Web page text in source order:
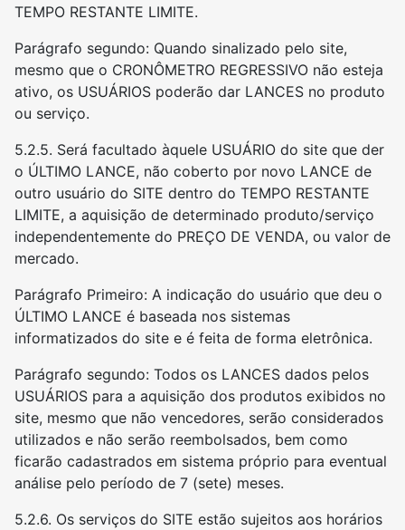
TEMPO RESTANTE LIMITE.
Parágrafo segundo: Quando sinalizado pelo site,
mesmo que o CRONÔMETRO REGRESSIVO não esteja
ativo, os USUÁRIOS poderão dar LANCES no produto
ou serviço.
5.2.5. Será facultado àquele USUÁRIO do site que der
o ÚLTIMO LANCE, não coberto por novo LANCE de
outro usuário do SITE dentro do TEMPO RESTANTE
LIMITE, a aquisição de determinado produto/serviço
independentemente do PREÇO DE VENDA, ou valor de
mercado.
Parágrafo Primeiro: A indicação do usuário que deu o
ÚLTIMO LANCE é baseada nos sistemas
informatizados do site e é feita de forma eletrônica.
Parágrafo segundo: Todos os LANCES dados pelos
USUÁRIOS para a aquisição dos produtos exibidos no
site, mesmo que não vencedores, serão considerados
utilizados e não serão reembolsados, bem como
ficarão cadastrados em sistema próprio para eventual
análise pelo período de 7 (sete) meses.
5.2.6. Os serviços do SITE estão sujeitos aos horários